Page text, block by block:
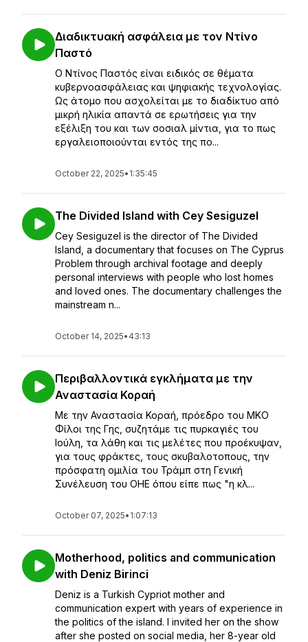
Διαδικτυακή ασφάλεια με τον Ντίνο
Παστό
Ο Ντίνος Παστός είναι ειδικός σε θέματα
κυβερνοασφάλειας και ψηφιακής τεχνολογίας.
Ως άτομο που ασχολείται με το διαδίκτυο από
μικρή ηλικία απαντά σε ερωτήσεις για την
εξέλιξη του και των σοσιαλ μίντια, για το πως
εργαλειοποιούνται εντός της πο...
October 22, 2025• 1:35:45
The Divided Island with Cey Sesiguzel
Cey Sesiguzel is the director of The Divided
Island, a documentary that focuses on The Cyprus
Problem through archival footage and deeply
personal interviews with people who lost homes
and loved ones. The documentary challenges the
mainstream n...
October 14, 2025• 43:13
Περιβαλλοντικά εγκλήματα με την
Αναστασία Κοραή
Με την Αναστασία Κοραή, πρόεδρο του ΜΚΟ
Φίλοι της Γης, συζητάμε τις πυρκαγιές του
Ιούλη, τα λάθη και τις μελέτες που προέκυψαν,
για τους φράκτες, τους σκυβαλοτοπους, την
πρόσφατη ομιλία του Τράμπ στη Γενική
Συνέλευση του ΟΗΕ όπου είπε πως "η κλ...
October 07, 2025• 1:07:13
Motherhood, politics and communication
with Deniz Birinci
Deniz is a Turkish Cypriot mother and
communication expert with years of experience in
the politics of the island. I invited her on the show
after she posted on social media, her 8-year old